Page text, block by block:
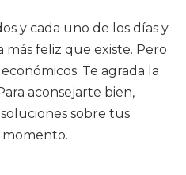
y cada uno de los días y
feliz que existe. Pero
Te agrada la
aconsejarte bien,
sobre tus
momento.